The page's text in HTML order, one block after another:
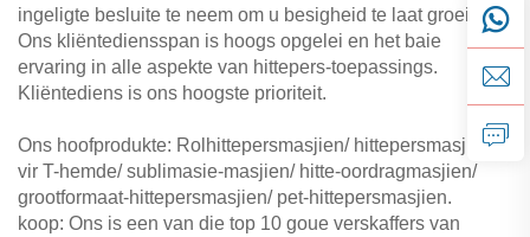
ingeligte besluite te neem om u besigheid te laat groei.
Ons kliëntediensspan is hoogs opgelei en het baie
ervaring in alle aspekte van hittepers-toepassings.
Kliëntediens is ons hoogste prioriteit.
Ons hoofprodukte: Rolhittepersmasjien/ hittepersmasjiene
vir T-hemde/sublimasie-masjien/ hitte-oordragmasjien/
grootformaat-hittepersmasjien/ pet-hittepersmasjien.
koop: Ons is een van die top 10 goue verskaffers van